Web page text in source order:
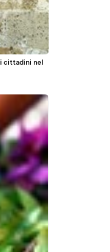
cittadini nel